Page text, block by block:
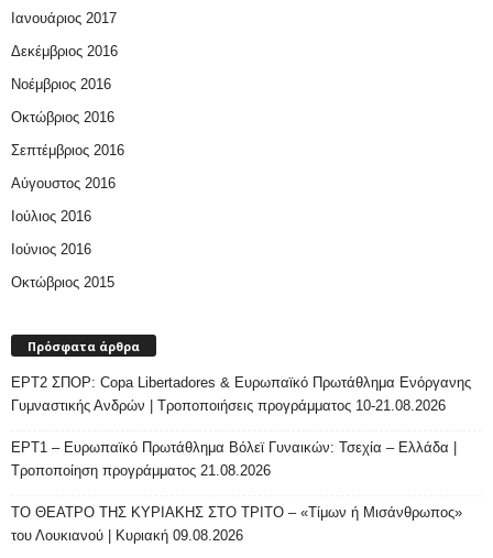
Ιανουάριος 2017
Δεκέμβριος 2016
Νοέμβριος 2016
Οκτώβριος 2016
Σεπτέμβριος 2016
Αύγουστος 2016
Ιούλιος 2016
Ιούνιος 2016
Οκτώβριος 2015
Πρόσφατα άρθρα
ΕΡΤ2 ΣΠΟΡ: Copa Libertadores & Ευρωπαϊκό Πρωτάθλημα Ενόργανης
Γυμναστικής Ανδρών | Τροποποιήσεις προγράμματος 10-21.08.2026
ΕΡΤ1 – Ευρωπαϊκό Πρωτάθλημα Βόλεϊ Γυναικών: Τσεχία – Ελλάδα |
Τροποποίηση προγράμματος 21.08.2026
ΤΟ ΘΕΑΤΡΟ ΤΗΣ ΚΥΡΙΑΚΗΣ ΣΤΟ ΤΡΙΤΟ – «Τίμων ή Μισάνθρωπος»
του Λουκιανού | Κυριακή 09.08.2026